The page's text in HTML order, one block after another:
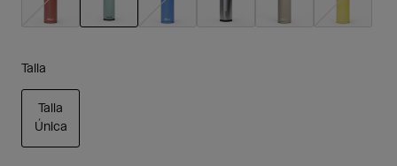
Talla
Talla
Única